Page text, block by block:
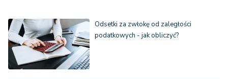
Odsetki za zwłokę od zaległości
podatkowych - jak obliczyć?